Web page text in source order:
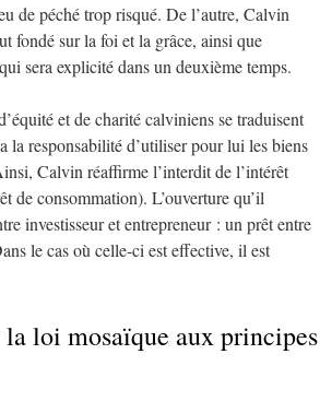
de péché trop risqué. De l’autre, Calvin
fondé sur la foi et la grâce, ainsi que
sera explicité dans un deuxième temps.
et de charité calviniens se traduisent
la responsabilité d’utiliser pour lui les biens
Calvin réaffirme l’interdit de l’intérêt
de consommation). L’ouverture qu’il
investisseur et entrepreneur : un prêt entre
le cas où celle-ci est effective, il est
loi mosaïque aux principes